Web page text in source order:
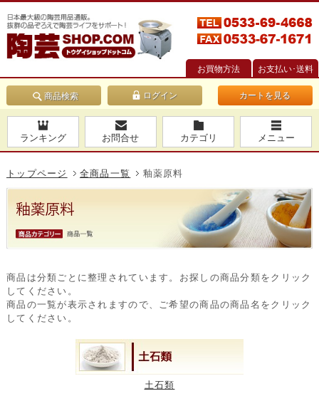
お買物方法 お支払い･送料
商品検索 カートを見る
ランキング お問合せ カテゴリ メニュー
トップページ 全商品一覧 釉薬原料
商品は分類ごとに整理されています。お探しの商品分類をクリック
してください。
商品の一覧が表示されますので、ご希望の商品の商品名をクリック
してください。
土石類